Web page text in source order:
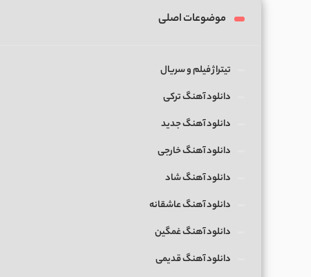
موضوعات اصلی
تیتراژ فیلم و سریال
دانلود آهنگ ترکی
دانلود آهنگ جدید
دانلود آهنگ خارجی
دانلود آهنگ شاد
دانلود آهنگ عاشقانه
دانلود آهنگ غمگین
دانلود آهنگ قدیمی